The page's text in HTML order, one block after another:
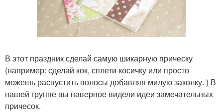
В этот праздник сделай самую шикарную прическу
(например: сделай кок, сплети косичку или просто
можешь распустить волосы добавляя милую заколку. ) В
нашей группе вы наверное видели идеи замечательных
причесок.